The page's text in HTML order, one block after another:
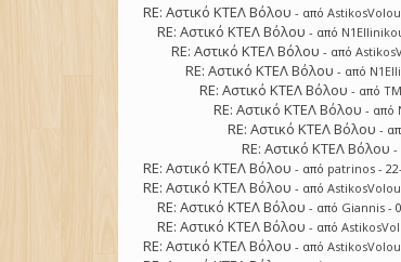
RE: Αστικό ΚΤΕΛ Βόλου - από
RE: Αστικό ΚΤΕΛ Βόλου - από
RE: Αστικό ΚΤΕΛ Βόλου - από
RE: Αστικό ΚΤΕΛ Βόλου - από
RE: Αστικό ΚΤΕΛ Βόλου - από
RE: Αστικό ΚΤΕΛ Βόλου - από
RE: Αστικό ΚΤΕΛ Βόλου -
RE: Αστικό ΚΤΕΛ Βόλου -
RE: Αστικό ΚΤΕΛ Βόλου - από patrinos -
RE: Αστικό ΚΤΕΛ Βόλου - από
RE: Αστικό ΚΤΕΛ Βόλου - από Giannis -
RE: Αστικό ΚΤΕΛ Βόλου - από
RE: Αστικό ΚΤΕΛ Βόλου - από